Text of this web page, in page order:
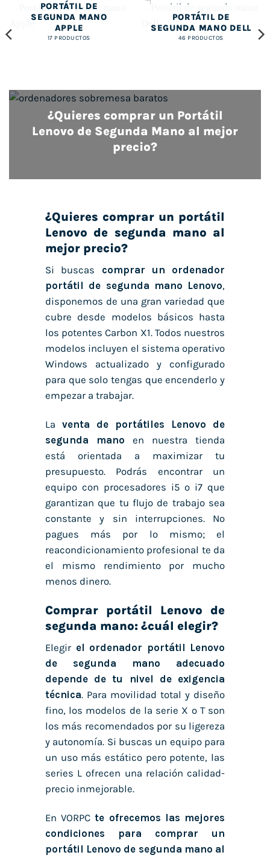
PORTÁTIL DE
SEGUNDA MANO
APPLE
17 PRODUCTOS
PORTÁTIL DE
SEGUNDA MANO DELL
46 PRODUCTOS
¿Quieres comprar un Portátil
Lenovo de Segunda Mano al mejor
precio?
¿Quieres comprar un portátil
Lenovo de segunda mano al
mejor precio?
Si buscas comprar un ordenador
portátil de segunda mano Lenovo,
disponemos de una gran variedad que
cubre desde modelos básicos hasta
los potentes Carbon X1. Todos nuestros
modelos incluyen el sistema operativo
Windows actualizado y configurado
para que solo tengas que encenderlo y
empezar a trabajar.
La venta de portátiles Lenovo de
segunda mano en nuestra tienda
está orientada a maximizar tu
presupuesto. Podrás encontrar un
equipo con procesadores i5 o i7 que
garantizan que tu flujo de trabajo sea
constante y sin interrupciones. No
pagues más por lo mismo; el
reacondicionamiento profesional te da
el mismo rendimiento por mucho
menos dinero.
Comprar portátil Lenovo de
segunda mano: ¿cuál elegir?
Elegir el ordenador portátil Lenovo
de segunda mano
adecuado
depende de tu nivel de exigencia
técnica. Para movilidad total y diseño
fino, los modelos de la serie X o T son
los más recomendados por su ligereza
y autonomía. Si buscas un equipo para
un uso más estático pero potente, las
series L ofrecen una relación calidad-
precio inmejorable.
En VORPCte ofrecemos las mejores
condiciones para
comprar un
portátil Lenovo de segunda mano al